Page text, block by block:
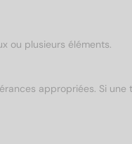
ou plusieurs éléments.
appropriées. Si une